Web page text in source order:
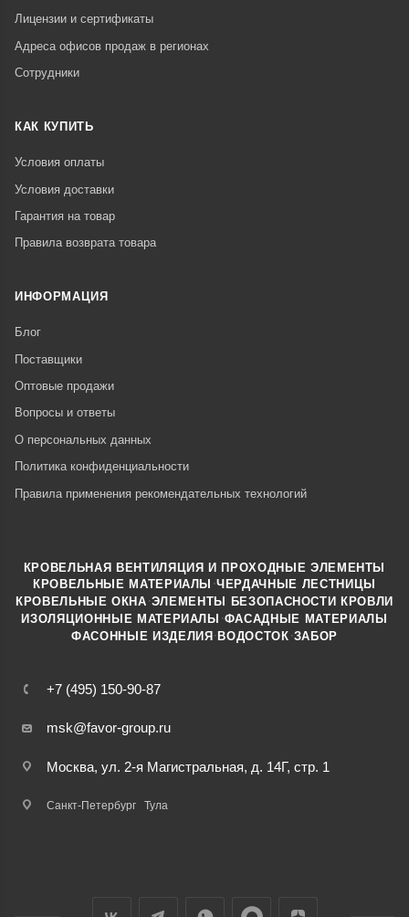
Лицензии и сертификаты
Адреса офисов продаж в регионах
Сотрудники
КАК КУПИТЬ
Условия оплаты
Условия доставки
Гарантия на товар
Правила возврата товара
ИНФОРМАЦИЯ
Блог
Поставщики
Оптовые продажи
Вопросы и ответы
О персональных данных
Политика конфиденциальности
Правила применения рекомендательных технологий
+7 (495) 150-90-87
msk@favor-group.ru
Москва, ул. 2-я Магистральная, д. 14Г, стр. 1
Санкт-Петербург Тула
КРОВЕЛЬНАЯ ВЕНТИЛЯЦИЯ И ПРОХОДНЫЕ ЭЛЕМЕНТЫ
КРОВЕЛЬНЫЕ МАТЕРИАЛЫ ·ЧЕРДАЧНЫЕ ЛЕСТНИЦЫ
КРОВЕЛЬНЫЕ ОКНА ·ЭЛЕМЕНТЫ БЕЗОПАСНОСТИ КРОВЛИ
ИЗОЛЯЦИОННЫЕ МАТЕРИАЛЫ ·ФАСАДНЫЕ МАТЕРИАЛЫ
ФАСОННЫЕ ИЗДЕЛИЯ·ВОДОСТОК ·ЗАБОР